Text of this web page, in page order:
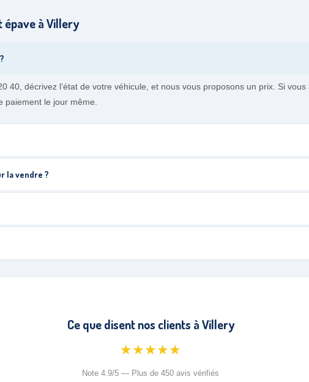
à Villery
40, décrivez l’état de votre véhicule, et nous vous proposons un prix. Si
paiement le jour même.
la vendre ?
Ce que disent nos clients à Villery
★★★★★
Note 4.9/5 — Plus de 450 avis vérifiés